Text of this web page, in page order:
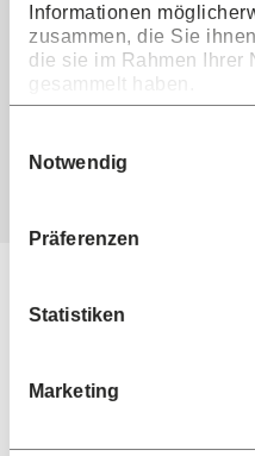
Informationen
zusammen, die Sie
die sie im Rahmen Ihrer
gesammelt haben.
Notwendig
Präferenzen
Statistiken
Marketing
Eine Veranstaltung von:
BBT Messegesellschaft
www.bbt-messe.de
zurück zur Übersicht
Ähnliche